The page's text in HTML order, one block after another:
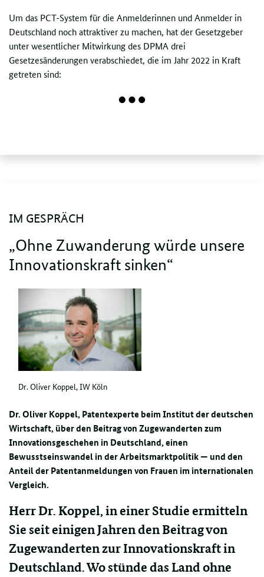
Um das PCT-System für die Anmelderinnen und Anmelder in
Deutschland noch attraktiver zu machen, hat der Gesetzgeber
unter wesentlicher Mitwirkung des DPMA drei
Gesetzesänderungen verabschiedet, die im Jahr 2022 in Kraft
getreten sind:
IM GESPRÄCH
„Ohne Zuwanderung würde unsere
Innovationskraft sinken“
Dr. Oliver Koppel, IW Köln
Dr. Oliver Koppel, Patentexperte beim Institut der deutschen
Wirtschaft, über den Beitrag von Zugewanderten zum
Innovationsgeschehen in Deutschland, einen
Bewusstseinswandel in der Arbeitsmarktpolitik — und den
Anteil der Patentanmeldungen von Frauen im internationalen
Vergleich.
Herr Dr. Koppel, in einer Studie ermitteln
Sie seit einigen Jahren den Beitrag von
Zugewanderten zur Innovationskraft in
Deutschland. Wo stünde das Land ohne